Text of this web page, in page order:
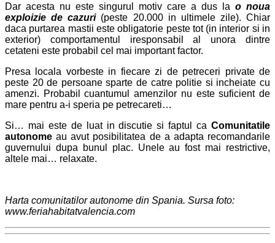
Dar acesta nu este singurul motiv care a dus la o noua
exploizie de cazuri(peste 20.000 in ultimele zile). Chiar
daca purtarea mastii este obligatorie peste tot (in interior si in
exterior) comportamentul iresponsabil al unora dintre
cetateni este probabil cel mai important factor.
Presa locala vorbeste in fiecare zi de petreceri private de
peste 20 de persoane sparte de catre politie si incheiate cu
amenzi. Probabil cuantumul amenzilor nu este suficient de
mare pentru a-i speria pe petrecareti…
Si… mai este de luat in discutie si faptul ca Comunitatile
autonome au avut posibilitatea de a adapta recomandarile
guvernului dupa bunul plac. Unele au fost mai restrictive,
altele mai… relaxate.
Harta comunitatilor autonome din Spania. Sursa foto:
www.feriahabitatvalencia.com